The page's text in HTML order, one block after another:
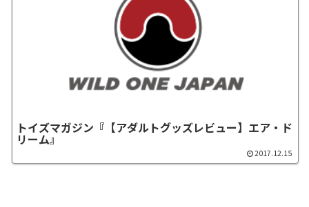
トイズマガジン『【アダルトグッズレビュー】エア・ド
リーム』
2017.12.15